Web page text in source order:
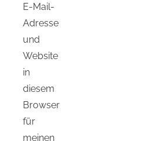
E-Mail-
Adresse
und
Website
in
diesem
Browser
für
meinen